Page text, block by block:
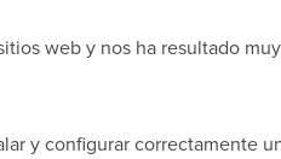
web y nos ha resultado
y configurar correctamente